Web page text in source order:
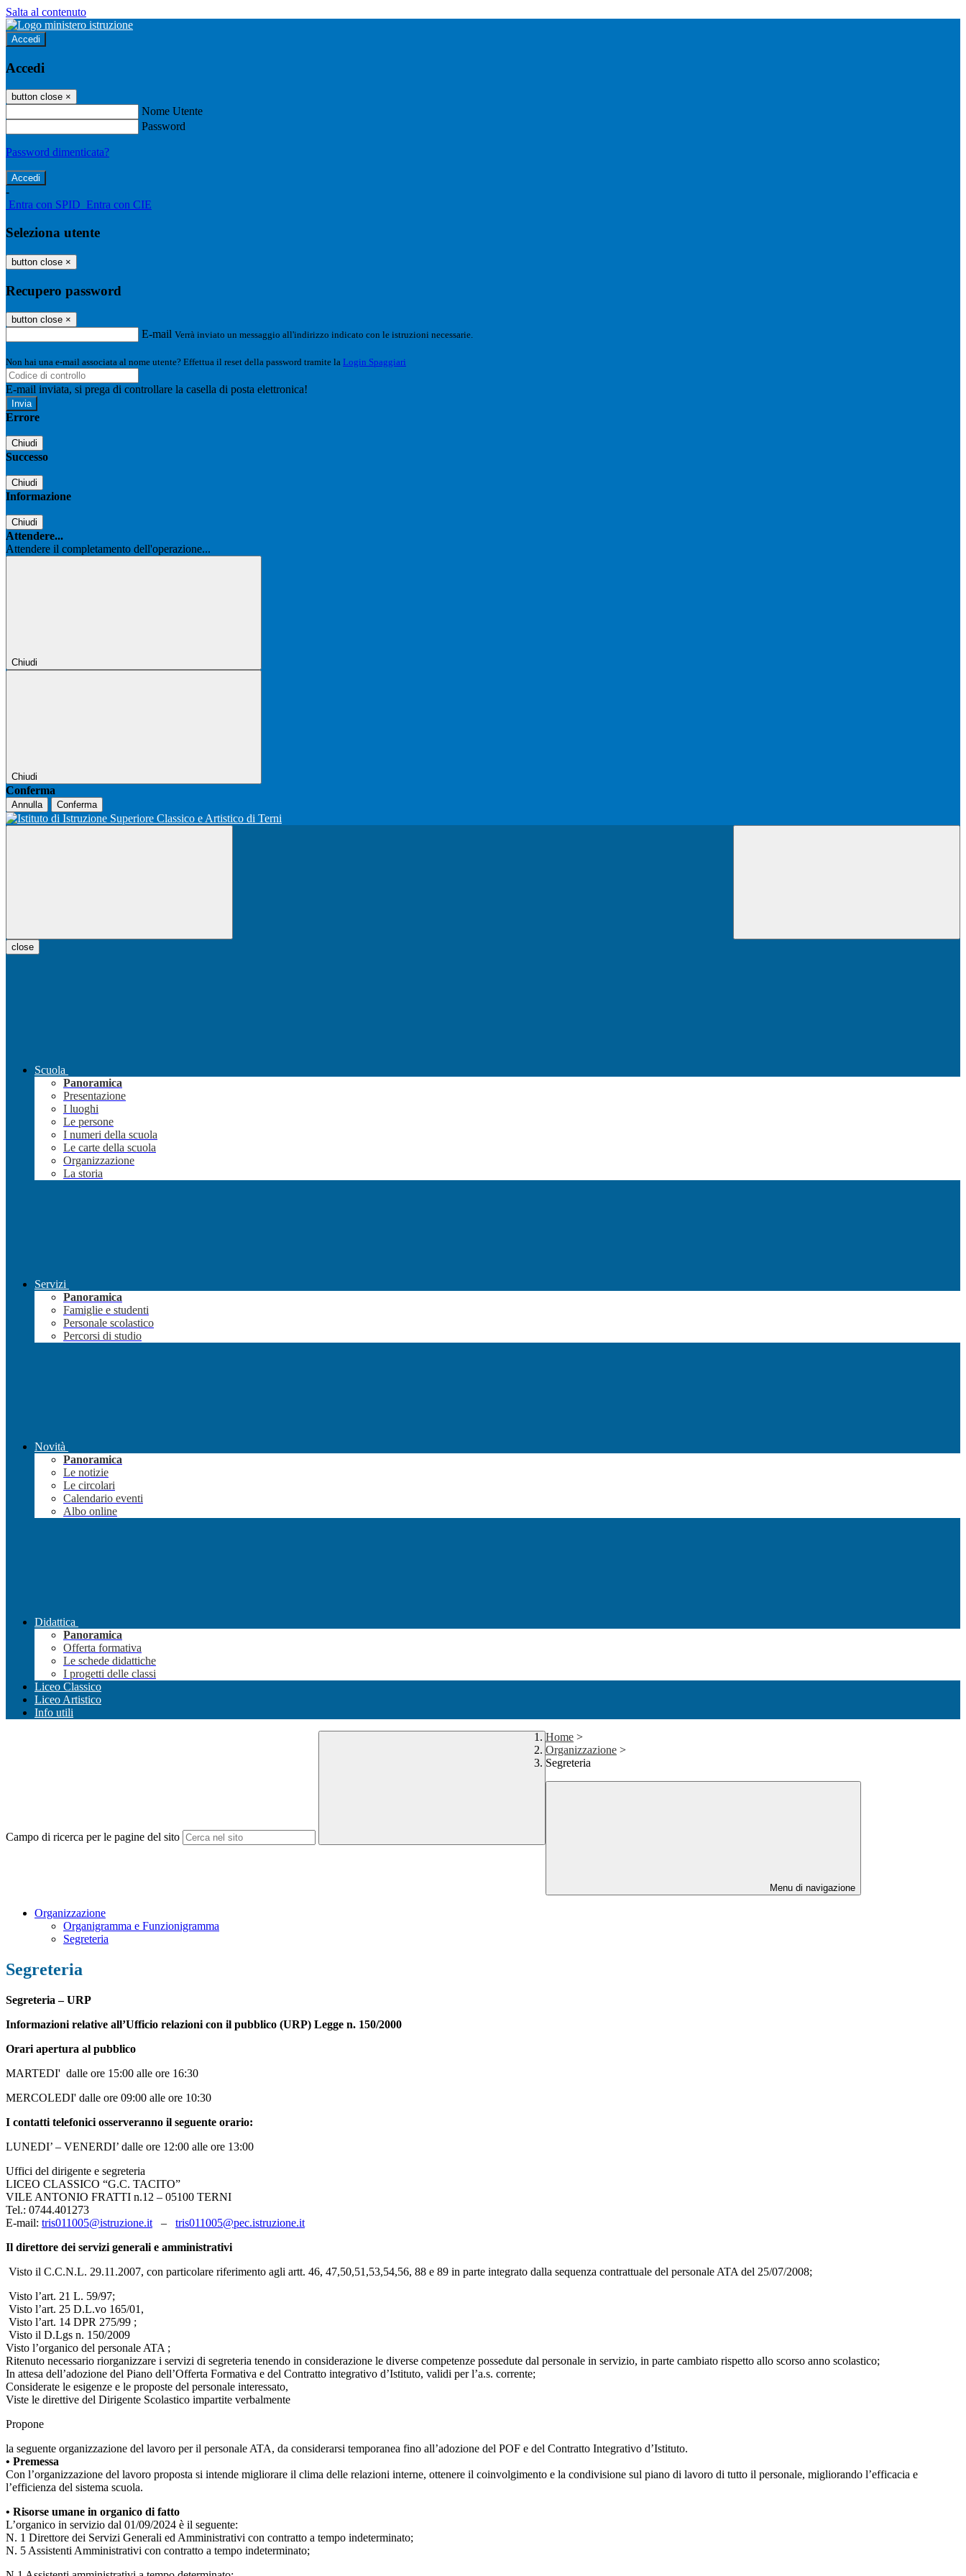
Salta al contenuto
Accedi
Accedi
button close ×
Nome Utente
Password
Password dimenticata?
-
Entra con SPID Entra con CIE
Seleziona utente
button close ×
Recupero password
button close ×
E-mail Verrà inviato un messaggio all'indirizzo indicato con le istruzioni necessarie.
Non hai una e-mail associata al nome utente? Effettua il reset della password tramite la Login Spaggiari
E-mail inviata, si prega di controllare la casella di posta elettronica!
Errore
Chiudi
Successo
Chiudi
Informazione
Chiudi
Attendere...
Attendere il completamento dell'operazione...
Chiudi
Chiudi
Conferma
Annulla Conferma
close
Scuola
Panoramica
Presentazione
I luoghi
Le persone
I numeri della scuola
Le carte della scuola
Organizzazione
La storia
Servizi
Panoramica
Famiglie e studenti
Personale scolastico
Percorsi di studio
Novità
Panoramica
Le notizie
Le circolari
Calendario eventi
Albo online
Didattica
Panoramica
Offerta formativa
Le schede didattiche
I progetti delle classi
Liceo Classico
Liceo Artistico
Info utili
Campo di ricerca per le pagine del sito
Home >
Organizzazione >
Segreteria
Menu di navigazione
Organizzazione
Organigramma e Funzionigramma
Segreteria
Segreteria
Segreteria – URP
Informazioni relative all’Ufficio relazioni con il pubblico (URP) Legge n. 150/2000
Orari apertura al pubblico
MARTEDI' dalle ore 15:00 alle ore 16:30
MERCOLEDI' dalle ore 09:00 alle ore 10:30
I contatti telefonici osserveranno il seguente orario:
LUNEDI’ – VENERDI’ dalle ore 12:00 alle ore 13:00
Uffici del dirigente e segreteria
LICEO CLASSICO “G.C. TACITO”
VILE ANTONIO FRATTI n.12 – 05100 TERNI
Tel.: 0744.401273
E-mail: tris011005@istruzione.it – tris011005@pec.istruzione.it
Il direttore dei servizi generali e amministrativi
Visto il C.C.N.L. 29.11.2007, con particolare riferimento agli artt. 46, 47,50,51,53,54,56, 88 e 89 in parte integrato dalla sequenza contrattuale del personale ATA del 25/07/2008;
Visto l’art. 21 L. 59/97;
Visto l’art. 25 D.L.vo 165/01,
Visto l’art. 14 DPR 275/99 ;
Visto il D.Lgs n. 150/2009
Visto l’organico del personale ATA ;
Ritenuto necessario riorganizzare i servizi di segreteria tenendo in considerazione le diverse competenze possedute dal personale in servizio, in parte cambiato rispetto allo scorso anno scolastico;
In attesa dell’adozione del Piano dell’Offerta Formativa e del Contratto integrativo d’Istituto, validi per l’a.s. corrente;
Considerate le esigenze e le proposte del personale interessato,
Viste le direttive del Dirigente Scolastico impartite verbalmente
Propone
la seguente organizzazione del lavoro per il personale ATA, da considerarsi temporanea fino all’adozione del POF e del Contratto Integrativo d’Istituto.
• Premessa
Con l’organizzazione del lavoro proposta si intende migliorare il clima delle relazioni interne, ottenere il coinvolgimento e la condivisione sul piano di lavoro di tutto il personale, migliorando l’efficacia e
l’efficienza del sistema scuola.
• Risorse umane in organico di fatto
L’organico in servizio dal 01/09/2024 è il seguente:
N. 1 Direttore dei Servizi Generali ed Amministrativi con contratto a tempo indeterminato;
N. 5 Assistenti Amministrativi con contratto a tempo indeterminato;